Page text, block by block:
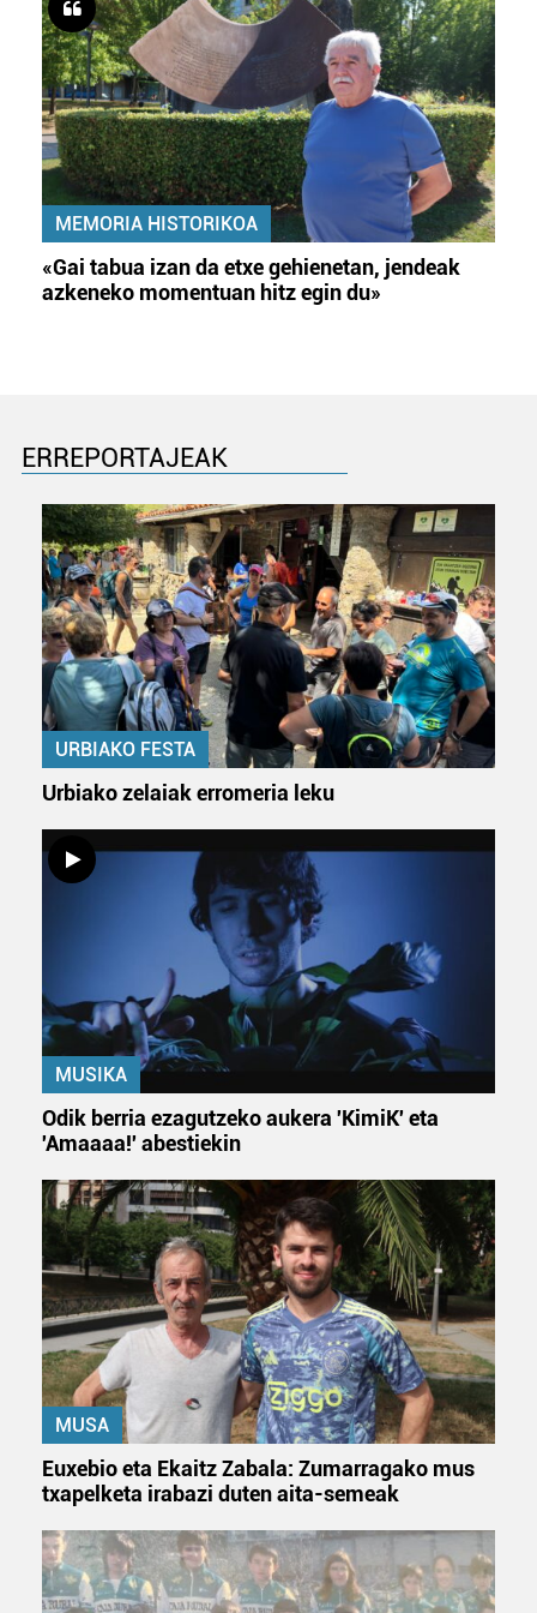
MEMORIA HISTORIKOA
«Gai tabua izan da etxe gehienetan, jendeak
azkeneko momentuan hitz egin du»
ERREPORTAJEAK
URBIAKO FESTA
Urbiako zelaiak erromeria leku
MUSIKA
Odik berria ezagutzeko aukera 'KimiK' eta
'Amaaaa!' abestiekin
MUSA
Euxebio eta Ekaitz Zabala: Zumarragako mus
txapelketa irabazi duten aita-semeak